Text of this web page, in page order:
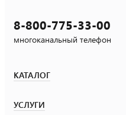
8-800-775-33-00
многоканальный телефон
КАТАЛОГ
УСЛУГИ